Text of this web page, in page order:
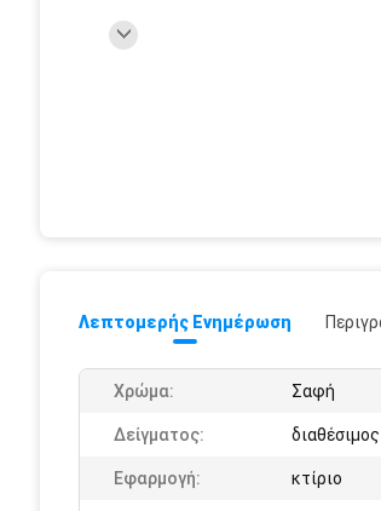
Λεπτομερής Ενημέρωση
Χρώμα: Σαφή
Δείγματος: διαθέσιμος
Εφαρμογή: κτίριο